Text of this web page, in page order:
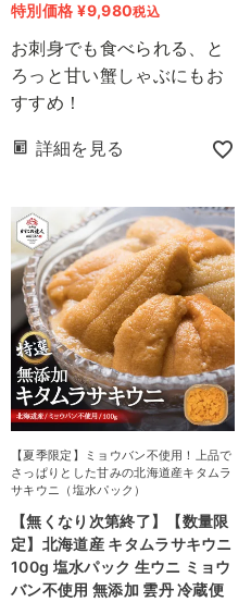
特別価格 ¥9,980税込
お刺身でも食べられる、と
ろっと甘い蟹しゃぶにもお
すすめ！
詳細を見る
【夏季限定】ミョウバン不使用！上品で
さっぱりとした甘みの北海道産キタムラ
サキウニ（塩水パック）
【無くなり次第終了】【数量限
定】北海道産 キタムラサキウニ
100g 塩水パック 生ウニ ミョウ
バン不使用 無添加 雲丹 冷蔵便